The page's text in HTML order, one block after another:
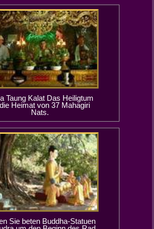
Taung Kalat Das Heiligtum
Heimat von 37 Mahagiri
Nats.
Sie beten Buddha-Statuen